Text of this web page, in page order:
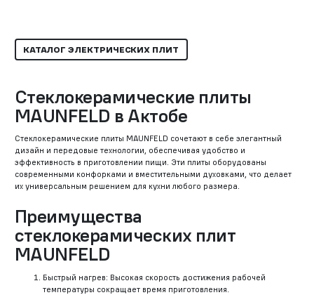
КАТАЛОГ ЭЛЕКТРИЧЕСКИХ ПЛИТ
Стеклокерамические плиты
MAUNFELD в Актобе
Стеклокерамические плиты MAUNFELD сочетают в себе элегантный
дизайн и передовые технологии, обеспечивая удобство и
эффективность в приготовлении пищи. Эти плиты оборудованы
современными конфорками и вместительными духовками, что делает
их универсальным решением для кухни любого размера.
Преимущества
стеклокерамических плит
MAUNFELD
Быстрый нагрев: Высокая скорость достижения рабочей
температуры сокращает время приготовления.